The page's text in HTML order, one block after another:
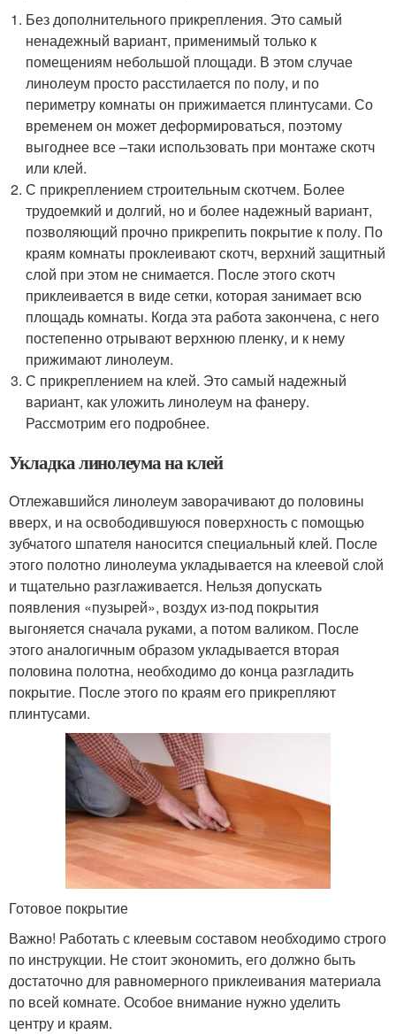
Без дополнительного прикрепления. Это самый
ненадежный вариант, применимый только к
помещениям небольшой площади. В этом случае
линолеум просто расстилается по полу, и по
периметру комнаты он прижимается плинтусами. Со
временем он может деформироваться, поэтому
выгоднее все –таки использовать при монтаже скотч
или клей.
С прикреплением строительным скотчем. Более
трудоемкий и долгий, но и более надежный вариант,
позволяющий прочно прикрепить покрытие к полу. По
краям комнаты проклеивают скотч, верхний защитный
слой при этом не снимается. После этого скотч
приклеивается в виде сетки, которая занимает всю
площадь комнаты. Когда эта работа закончена, с него
постепенно отрывают верхнюю пленку, и к нему
прижимают линолеум.
С прикреплением на клей. Это самый надежный
вариант, как уложить линолеум на фанеру.
Рассмотрим его подробнее.
Укладка линолеума на клей
Отлежавшийся линолеум заворачивают до половины
вверх, и на освободившуюся поверхность с помощью
зубчатого шпателя наносится специальный клей. После
этого полотно линолеума укладывается на клеевой слой
и тщательно разглаживается. Нельзя допускать
появления «пузырей», воздух из-под покрытия
выгоняется сначала руками, а потом валиком. После
этого аналогичным образом укладывается вторая
половина полотна, необходимо до конца разгладить
покрытие. После этого по краям его прикрепляют
плинтусами.
Готовое покрытие
Важно! Работать с клеевым составом необходимо строго
по инструкции. Не стоит экономить, его должно быть
достаточно для равномерного приклеивания материала
по всей комнате. Особое внимание нужно уделить
центру и краям.